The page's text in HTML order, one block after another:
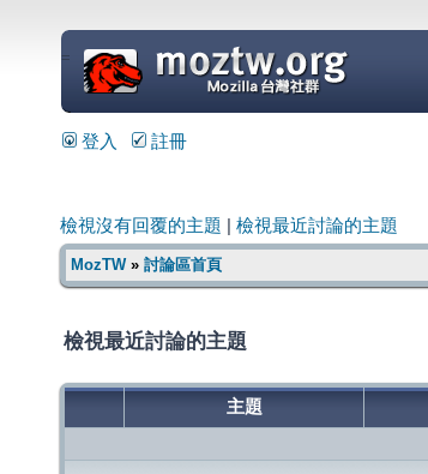
=
登入 註冊
檢視沒有回覆的主題 檢視最近討論的主題
MozTW» 討論區首頁
檢視最近討論的主題
主題